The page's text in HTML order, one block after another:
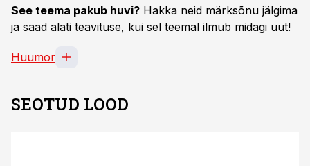
See teema pakub huvi? Hakka neid märksõnu jälgima
ja saad alati teavituse, kui sel teemal ilmub midagi uut!
Huumor
SEOTUD LOOD